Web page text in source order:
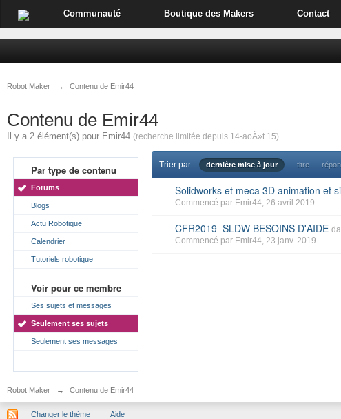
Communauté Boutique des Makers Contact
Robot Maker → Contenu de Emir44
Contenu de Emir44
Il y a 2 élément(s) pour Emir44 (recherche limitée depuis 14-aoÃ»t 15)
Par type de contenu
Forums
Blogs
Actu Robotique
Calendrier
Tutoriels robotique
Voir pour ce membre
Ses sujets et messages
Seulement ses sujets
Seulement ses messages
Trier par dernière mise à jour titre
Solidworks et meca 3D animation et
Commencé par Emir44, 26 avril 2019
CFR2019_SLDW BESOINS D'AIDE
Commencé par Emir44, 23 janv. 2019
Robot Maker → Contenu de Emir44
Changer le thème Aide